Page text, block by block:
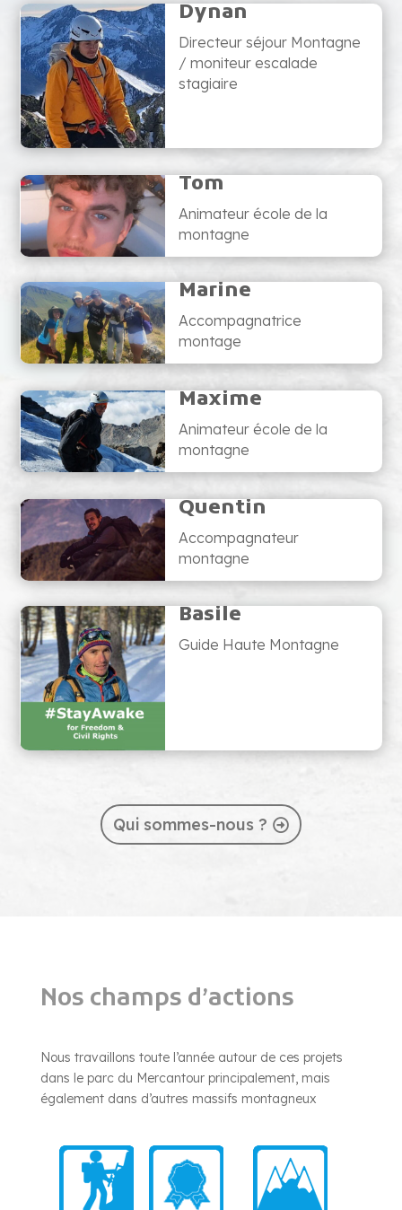
Dynan
Directeur séjour Montagne
/ moniteur escalade
stagiaire
Tom
Animateur école de la
montagne
Marine
Accompagnatrice
montage
Maxime
Animateur école de la
montagne
Quentin
Accompagnateur
montagne
Basile
Guide Haute Montagne
Qui sommes-nous ?
Nos champs d’actions
Nous travaillons toute l’année autour de ces projets
dans le parc du Mercantour principalement, mais
également dans d’autres massifs montagneux